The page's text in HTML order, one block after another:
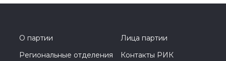
О партии
Лица партии
Региональные отделения
Контакты РИК